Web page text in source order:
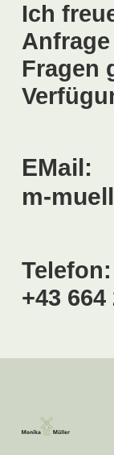
Ich
Fragen
EMail:
m-
Telefon:
+43 664